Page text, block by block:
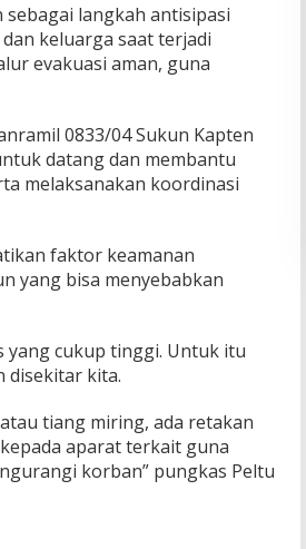
sebagai langkah antisipasi
keluarga saat terjadi
evakuasi aman, guna
0833/04 Sukun Kapten
datang dan membantu
melaksanakan koordinasi
faktor keamanan
yang bisa menyebabkan
yang cukup tinggi. Untuk itu
disekitar kita.
tiang miring, ada retakan
aparat terkait guna
korban” pungkas Peltu